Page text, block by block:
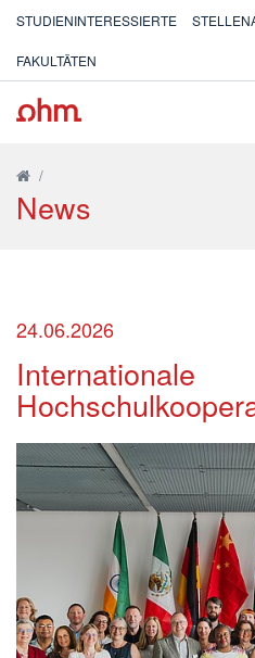
STUDIENINTERESSIERTE
FAKULTÄTEN
/
News
24.06.2026
Internationale